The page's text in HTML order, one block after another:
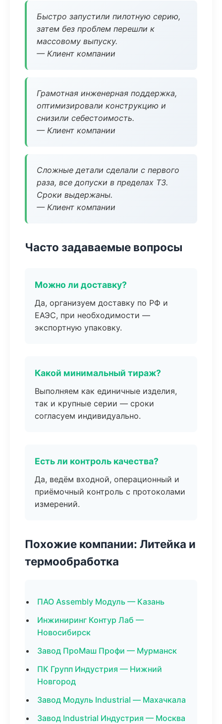
Быстро запустили пилотную серию,
затем без проблем перешли к
массовому выпуску.
— Клиент компании
Грамотная инженерная поддержка,
оптимизировали конструкцию и
снизили себестоимость.
— Клиент компании
Сложные детали сделали с первого
раза, все допуски в пределах ТЗ.
Сроки выдержаны.
— Клиент компании
Часто задаваемые вопросы
Можно ли доставку?
Да, организуем доставку по РФ и
ЕАЭС, при необходимости —
экспортную упаковку.
Какой минимальный тираж?
Выполняем как единичные изделия,
так и крупные серии — сроки
согласуем индивидуально.
Есть ли контроль качества?
Да, ведём входной, операционный и
приёмочный контроль с протоколами
измерений.
Похожие компании: Литейка и
термообработка
ПАО Assembly Модуль — Казань
Инжиниринг Контур Лаб —
Новосибирск
Завод ПроМаш Профи — Мурманск
ПК Групп Индустрия — Нижний
Новгород
Завод Модуль Industrial — Махачкала
Завод Industrial Индустрия — Москва